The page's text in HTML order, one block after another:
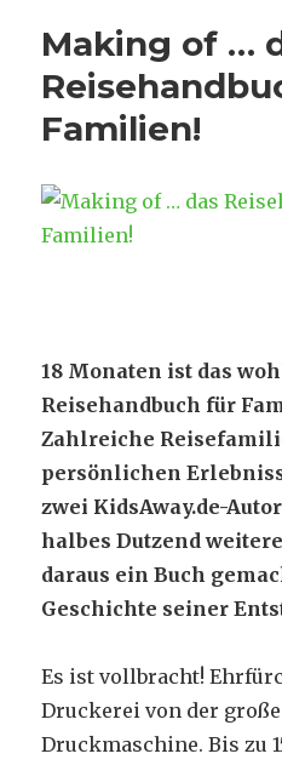
Making of …
Familien!
18 Monaten ist das
Reisehandbuch für
Zahlreiche
persönlichen
zwei KidsAway.de-
halbes Dutzend
daraus ein Buch
Geschichte seiner
Es ist vollbracht!
Druckerei von der
Druckmaschine. Bis zu